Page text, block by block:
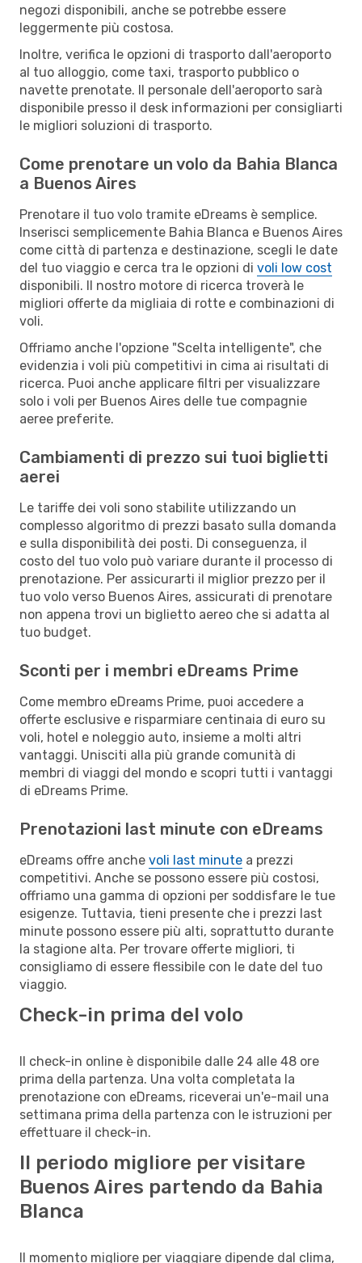
negozi disponibili, anche se potrebbe essere
leggermente più costosa.
Inoltre, verifica le opzioni di trasporto dall'aeroporto
al tuo alloggio, come taxi, trasporto pubblico o
navette prenotate. Il personale dell'aeroporto sarà
disponibile presso il desk informazioni per consigliarti
le migliori soluzioni di trasporto.
Come prenotare un volo da Bahia Blanca
a Buenos Aires
Prenotare il tuo volo tramite eDreams è semplice.
Inserisci semplicemente Bahia Blanca e Buenos Aires
come città di partenza e destinazione, scegli le date
del tuo viaggio e cerca tra le opzioni di voli low cost
disponibili. Il nostro motore di ricerca troverà le
migliori offerte da migliaia di rotte e combinazioni di
voli.
Offriamo anche l'opzione "Scelta intelligente", che
evidenzia i voli più competitivi in cima ai risultati di
ricerca. Puoi anche applicare filtri per visualizzare
solo i voli per Buenos Aires delle tue compagnie
aeree preferite.
Cambiamenti di prezzo sui tuoi biglietti
aerei
Le tariffe dei voli sono stabilite utilizzando un
complesso algoritmo di prezzi basato sulla domanda
e sulla disponibilità dei posti. Di conseguenza, il
costo del tuo volo può variare durante il processo di
prenotazione. Per assicurarti il miglior prezzo per il
tuo volo verso Buenos Aires, assicurati di prenotare
non appena trovi un biglietto aereo che si adatta al
tuo budget.
Sconti per i membri eDreams Prime
Come membro eDreams Prime, puoi accedere a
offerte esclusive e risparmiare centinaia di euro su
voli, hotel e noleggio auto, insieme a molti altri
vantaggi. Unisciti alla più grande comunità di
membri di viaggi del mondo e scopri tutti i vantaggi
di eDreams Prime.
Prenotazioni last minute con eDreams
eDreams offre anche voli last minute a prezzi
competitivi. Anche se possono essere più costosi,
offriamo una gamma di opzioni per soddisfare le tue
esigenze. Tuttavia, tieni presente che i prezzi last
minute possono essere più alti, soprattutto durante
la stagione alta. Per trovare offerte migliori, ti
consigliamo di essere flessibile con le date del tuo
viaggio.
Check-in prima del volo
Il check-in online è disponibile dalle 24 alle 48 ore
prima della partenza. Una volta completata la
prenotazione con eDreams, riceverai un'e-mail una
settimana prima della partenza con le istruzioni per
effettuare il check-in.
Il periodo migliore per visitare
Buenos Aires partendo da Bahia
Blanca
Il momento migliore per viaggiare dipende dal clima,